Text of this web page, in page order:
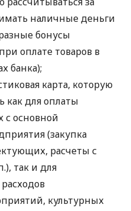
наличные деньги
бонусы
оплате товаров в
банка);
карта, которую
как для оплаты
с основной
(закупка
расчеты с
), так и для
культурных